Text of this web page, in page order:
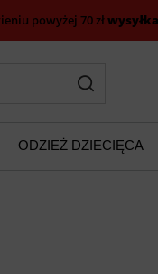
powyżej 70 zł
ODZIEŻ DZIECIĘCA